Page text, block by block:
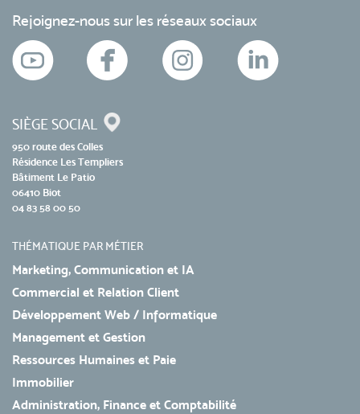
Rejoignez-nous sur les réseaux sociaux
SIÈGE SOCIAL
950 route des Colles
Résidence Les Templiers
Bâtiment Le Patio
06410 Biot
04 83 58 00 50
THÉMATIQUE PAR MÉTIER
Marketing, Communication et IA
Commercial et Relation Client
Développement Web / Informatique
Management et Gestion
Ressources Humaines et Paie
Immobilier
Administration, Finance et Comptabilité